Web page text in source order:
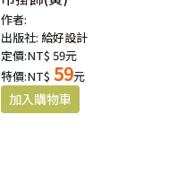
作者:
出版社: 給好設計
定價:NT$ 59元
特價:NT$ 59元